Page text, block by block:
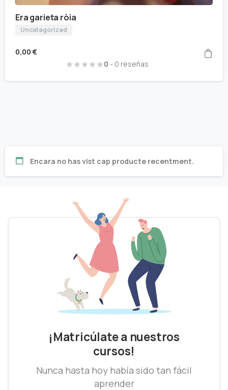
Era garieta ròia
Uncategorized
0,00 €
0 - 0 reseñas
Encara no has vist cap producte recentment.
¡Matricúlate a nuestros
cursos!
Nunca hasta hoy había sido tan fácil
aprender